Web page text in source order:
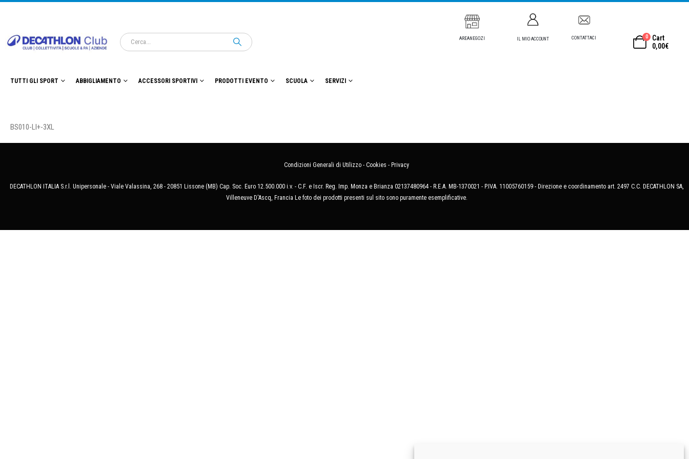
AREANEGOZI IL MIO ACCOUNT CONTATTACI 0
Cart
0,00€
TUTTI GLI SPORT ABBIGLIAMENTO ACCESSORI SPORTIVI PRODOTTI EVENTO SCUOLA SERVIZI
BS010-LI+-3XL
Condizioni Generali di Utilizzo - Cookies - Privacy
DECATHLON ITALIA S.r.l. Unipersonale - Viale Valassina, 268 - 20851 Lissone (MB) Cap. Soc. Euro 12.500.000 i.v. - C.F. e Iscr. Reg. Imp. Monza e Brianza 02137480964 - R.E.A. MB-1370021 - P.IVA. 11005760159 - Direzione e coordinamento art. 2497 C.C. DECATHLON SA,
Villeneuve D'Ascq, Francia Le foto dei prodotti presenti sul sito sono puramente esemplificative.